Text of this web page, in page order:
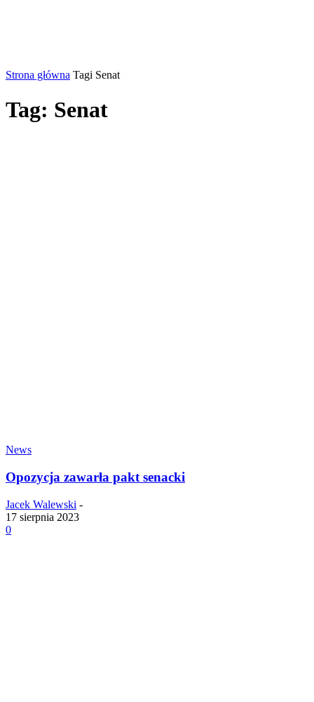
Strona główna Tagi Senat
Tag: Senat
News
Opozycja zawarła pakt senacki
Jacek Walewski -
17 sierpnia 2023
0